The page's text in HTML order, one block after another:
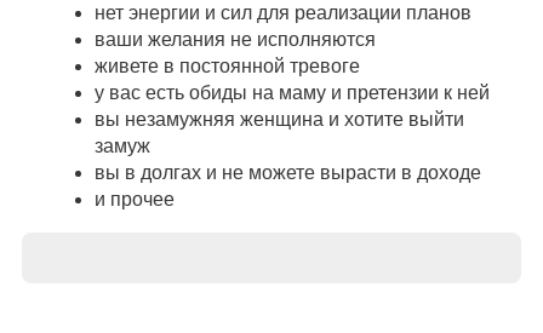
нет энергии и сил для реализации планов
ваши желания не исполняются
живете в постоянной тревоге
у вас есть обиды на маму и претензии к ней
вы незамужняя женщина и хотите выйти
замуж
вы в долгах и не можете вырасти в доходе
и прочее